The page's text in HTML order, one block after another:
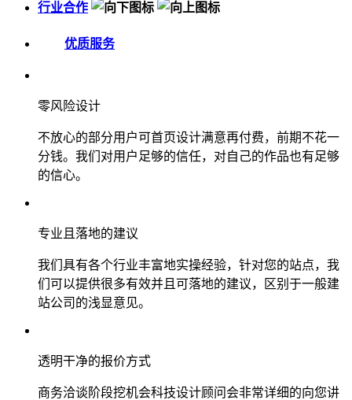
行业合作
优质服务
零风险设计
不放心的部分用户可首页设计满意再付费，前期不花一
分钱。我们对用户足够的信任，对自己的作品也有足够
的信心。
专业且落地的建议
我们具有各个行业丰富地实操经验，针对您的站点，我
们可以提供很多有效并且可落地的建议，区别于一般建
站公司的浅显意见。
透明干净的报价方式
商务洽谈阶段挖机会科技设计顾问会非常详细的向您讲